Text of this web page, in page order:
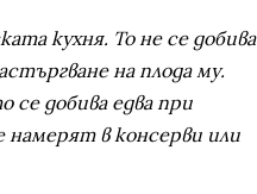
кухня. То не се добива
на плода му.
се добива едва при
намерят в консерви или